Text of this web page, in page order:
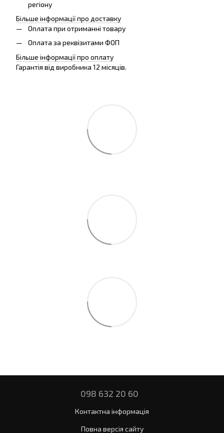
регіону
Більше інформації про доставку
Оплата при отриманні товару
Оплата за реквізитами ФОП
Більше інформації про оплату
Гарантія від виробника 12 місяців.
098 632 20 60
Контактна інформація
Повна версія сайту